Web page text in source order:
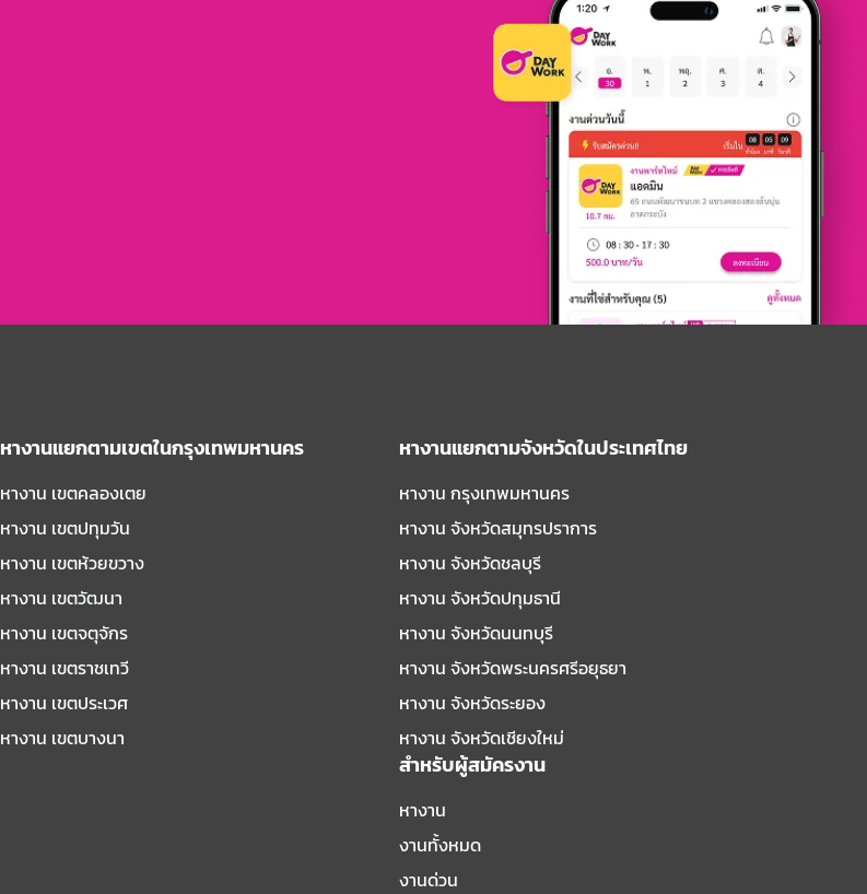
หางานแยกตามเขตในกรุงเทพมหานคร
หางาน เขตคลองเตย
หางาน เขตปทุมวัน
หางาน เขตห้วยขวาง
หางาน เขตวัฒนา
หางาน เขตจตุจักร
หางาน เขตราชเทวี
หางาน เขตประเวศ
หางาน เขตบางนา
หางานแยกตามจังหวัดในประเทศไทย
หางาน กรุงเทพมหานคร
หางาน จังหวัดสมุทรปราการ
หางาน จังหวัดชลบุรี
หางาน จังหวัดปทุมธานี
หางาน จังหวัดนนทบุรี
หางาน จังหวัดพระนครศรีอยุธยา
หางาน จังหวัดระยอง
หางาน จังหวัดเชียงใหม่
สำหรับผู้สมัครงาน
หางาน
งานทั้งหมด
งานด่วน